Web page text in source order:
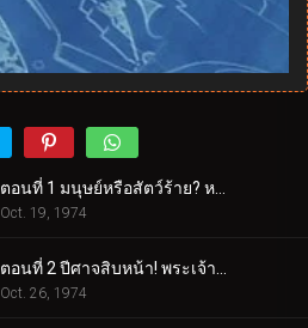
Oct. 19, 1974
Oct. 26, 1974